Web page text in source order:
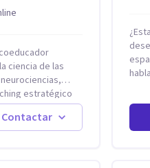
ciencia de las
estratégico
en
la forma en
lideran y se
Contactar